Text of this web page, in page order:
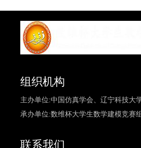
组织机构
主办单位:中国仿真学会、辽宁科技大
承办单位:数维杯大学生数学建模竞赛
联系我们